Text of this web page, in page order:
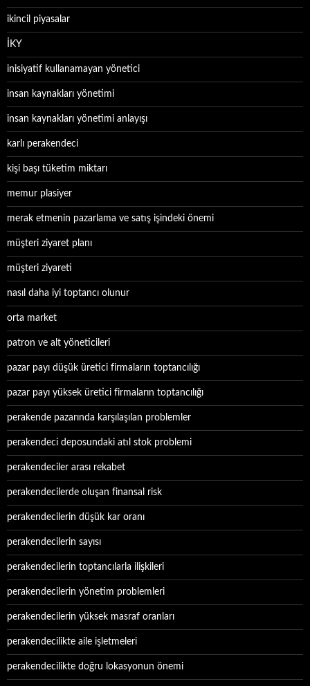
ikincil piyasalar
İKY
inisiyatif kullanamayan yönetici
insan kaynakları yönetimi
insan kaynakları yönetimi anlayışı
karlı perakendeci
kişi başı tüketim miktarı
memur plasiyer
merak etmenin pazarlama ve satış işindeki önemi
müşteri ziyaret planı
müşteri ziyareti
nasıl daha iyi toptancı olunur
orta market
patron ve alt yöneticileri
pazar payı düşük üretici firmaların toptancılığı
pazar payı yüksek üretici firmaların toptancılığı
perakende pazarında karşılaşılan problemler
perakendeci deposundaki atıl stok problemi
perakendeciler arası rekabet
perakendecilerde oluşan finansal risk
perakendecilerin düşük kar oranı
perakendecilerin sayısı
perakendecilerin toptancılarla ilişkileri
perakendecilerin yönetim problemleri
perakendecilerin yüksek masraf oranları
perakendecilikte aile işletmeleri
perakendecilikte doğru lokasyonun önemi